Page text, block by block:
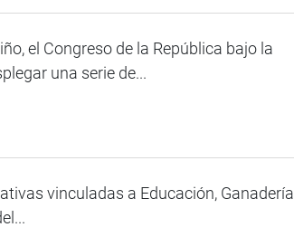
el Congreso de la República bajo la
una serie de...
vinculadas a Educación, Ganadería